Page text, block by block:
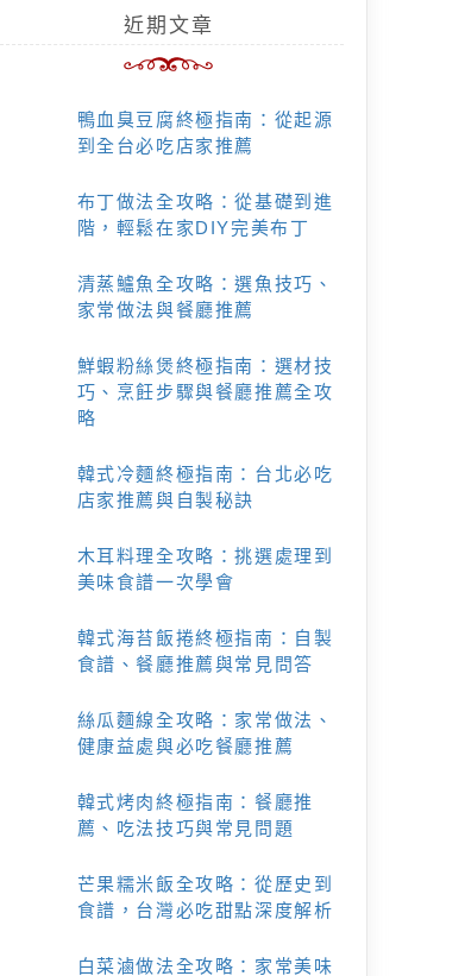
近期文章
鴨血臭豆腐終極指南：從起源
到全台必吃店家推薦
布丁做法全攻略：從基礎到進
階，輕鬆在家DIY完美布丁
清蒸鱸魚全攻略：選魚技巧、
家常做法與餐廳推薦
鮮蝦粉絲煲終極指南：選材技
巧、烹飪步驟與餐廳推薦全攻
略
韓式冷麵終極指南：台北必吃
店家推薦與自製秘訣
木耳料理全攻略：挑選處理到
美味食譜一次學會
韓式海苔飯捲終極指南：自製
食譜、餐廳推薦與常見問答
絲瓜麵線全攻略：家常做法、
健康益處與必吃餐廳推薦
韓式烤肉終極指南：餐廳推
薦、吃法技巧與常見問題
芒果糯米飯全攻略：從歷史到
食譜，台灣必吃甜點深度解析
白菜滷做法全攻略：家常美味